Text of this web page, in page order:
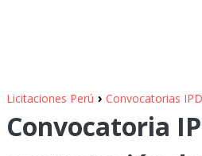
Licitaciones Perú › Convocatorias IPD
Convocatoria